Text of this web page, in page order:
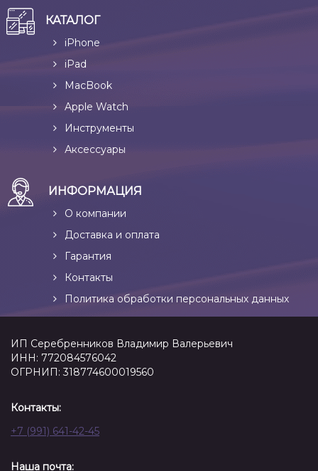
КАТАЛОГ
iPhone
iPad
MacBook
Apple Watch
Инструменты
Аксессуары
ИНФОРМАЦИЯ
О компании
Доставка и оплата
Гарантия
Контакты
Политика обработки персональных данных
ИП Серебренников Владимир Валерьевич
ИНН: 772084576042
ОГРНИП: 318774600019560
Контакты:
+7 (991) 641-42-45
Наша почта: